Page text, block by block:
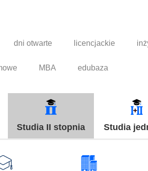
dni otwarte licencjackie
MBA edubaza
Studia II stopnia Studia